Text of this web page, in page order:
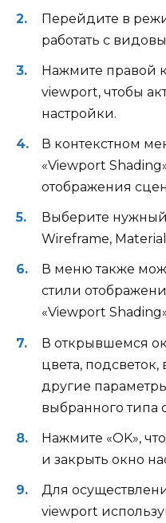
Перейдите в
работать с
Нажмите правой
viewport, чтобы
настройки.
В контекстном
«Viewport
отображения
Выберите
Wireframe,
В меню также
стили
«Viewport
В открывшемся
цвета,
другие
выбранного типа
Нажмите «OK»,
и закрыть окно
Для
viewport